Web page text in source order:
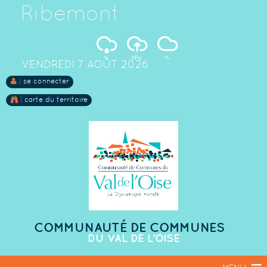
Ribemont
% hPa %
VENDREDI 7 AOÛT 2026
se connecter
carte du territoire
COMMUNAUTÉ DE COMMUNES
DU VAL DE L’OISE